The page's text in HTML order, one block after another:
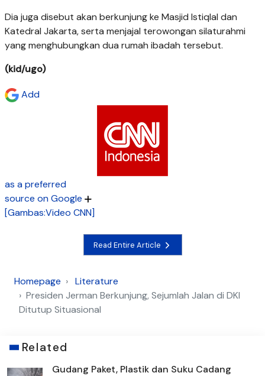
Dia juga disebut akan berkunjung ke Masjid Istiqlal dan
Katedral Jakarta, serta menjajal terowongan silaturahmi
yang menghubungkan dua rumah ibadah tersebut.
(kid/ugo)
Add
as a preferred
source on Google
[Gambas:Video CNN]
Read Entire Article
Homepage
Literature
Presiden Jerman Berkunjung, Sejumlah Jalan di DKI
Ditutup Situasional
Related
Gudang Paket, Plastik dan Suku Cadang